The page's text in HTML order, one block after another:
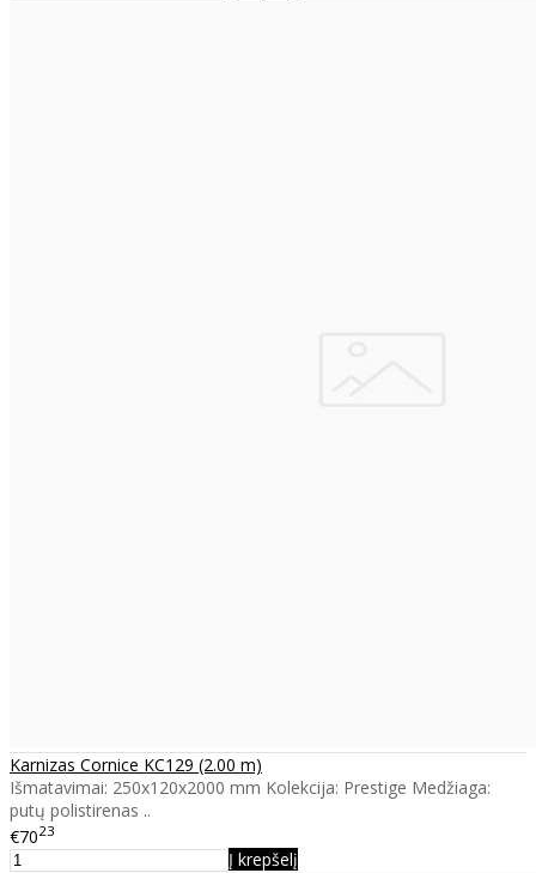
Karnizas Cornice KC129 (2.00 m)
Išmatavimai: 250x120x2000 mm Kolekcija: Prestige Medžiaga:
putų polistirenas ..
€7023
Į krepšelį